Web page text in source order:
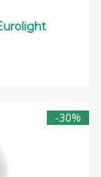
-30%